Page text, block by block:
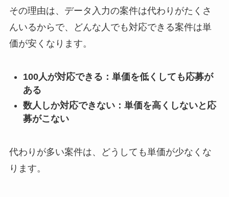
その理由は、データ入力の案件は代わりがたくさ
んいるからで、どんな人でも対応できる案件は単
価が安くなります。
100人が対応できる：単価を低くしても応募が
ある
数人しか対応できない：単価を高くしないと応
募がこない
代わりが多い案件は、どうしても単価が少なくな
ります。